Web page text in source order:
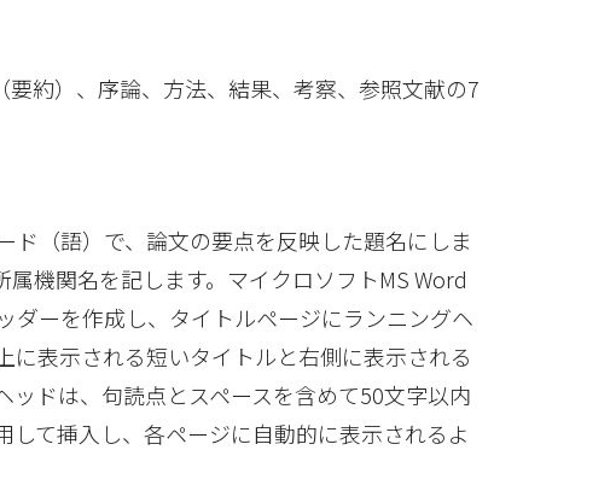
約）、序論、方法、結果、考察、参照文献の7
ド（語）で、論文の要点を反映した題名にしま
機関名を記します。マイクロソフトMS Word
ダーを作成し、タイトルページにランニングヘ
に表示される短いタイトルと右側に表示される
ドは、句読点とスペースを含めて50文字以内
て挿入し、各ページに自動的に表示されるよ